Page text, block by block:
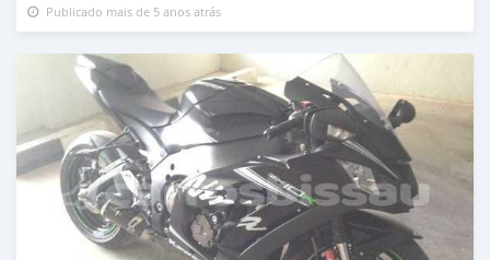
Publicado mais de 5 anos atrás